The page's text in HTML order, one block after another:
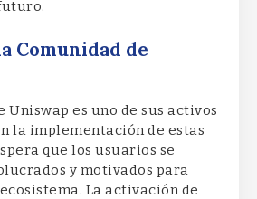
Comunidad de
Uniswap es uno de sus activos
la implementación de estas
que los usuarios se
y motivados para
La activación de